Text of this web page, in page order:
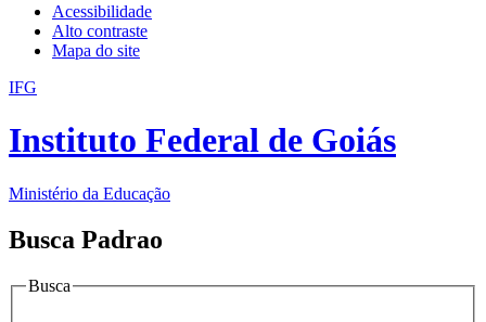
Acessibilidade
Alto contraste
Mapa do site
IFG
Instituto Federal de Goiás
Ministério da Educação
Busca Padrao
Busca